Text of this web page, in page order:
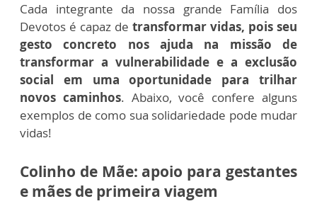
Cada integrante da nossa grande Família dos
Devotos é capaz de transformar vidas, pois seu
gesto concreto nos ajuda na missão de
transformar a vulnerabilidade e a exclusão
social em uma oportunidade para trilhar
novos caminhos. Abaixo, você confere alguns
exemplos de como sua solidariedade pode mudar
vidas!
Colinho de Mãe: apoio para gestantes
e mães de primeira viagem